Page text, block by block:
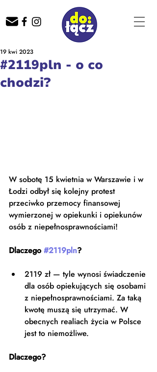
#2119pln - o co
chodzi?
19 kwi 2023
W sobotę 15 kwietnia w Warszawie i w
Łodzi odbył się kolejny protest
przeciwko przemocy finansowej
wymierzonej w opiekunki i opiekunów
osób z niepełnosprawnościami!
Dlaczego #2119pln?
2119 zł — tyle wynosi świadczenie
dla osób opiekujących się osobami
z niepełnosprawnościami. Za taką
kwotę muszą się utrzymać. W
obecnych realiach życia w Polsce
jest to niemożliwe.
Dlaczego?